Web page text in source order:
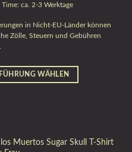
Time: ca. 2-3 Werktage
in Nicht-EU-Länder können
Zölle, Steuern und Gebühren
WÄHLEN
Muertos Sugar Skull T-Shirt